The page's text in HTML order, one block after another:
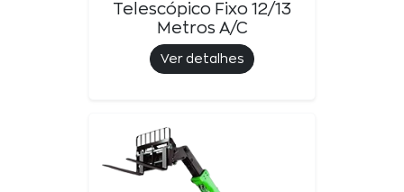
Telescópico Fixo 12/13
Metros A/c
Ver detalhes